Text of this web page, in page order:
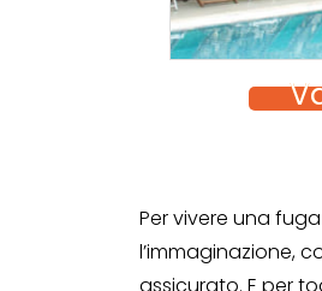
Per vivere una
l’immaginazione,
assicurato. E per